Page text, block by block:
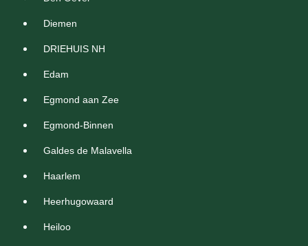
Diemen
DRIEHUIS NH
Edam
Egmond aan Zee
Egmond-Binnen
Galdes de Malavella
Haarlem
Heerhugowaard
Heiloo